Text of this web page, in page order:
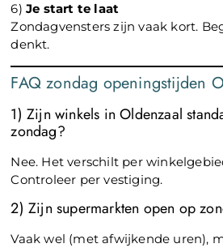
6)Je start te laat
Zondagvensters zijn vaak kort.
denkt.
FAQ zondag openingstijden
1) Zijn winkels in Oldenzaal
zondag?
Nee. Het verschilt per
Controleer per vestiging.
2) Zijn supermarkten open op
Vaak wel (met afwijkende uren),